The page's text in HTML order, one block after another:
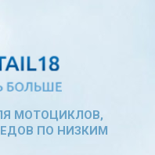
МОТОЦИКЛОВ,
ПО НИЗКИМ